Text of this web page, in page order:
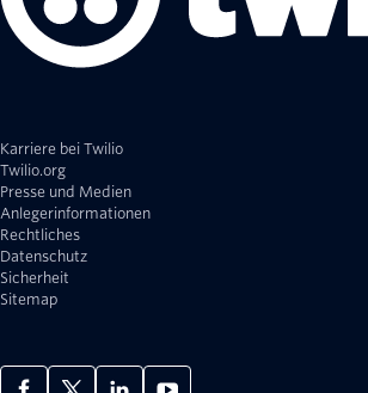
Karriere bei Twilio
Twilio.org
Presse und Medien
Anlegerinformationen
Rechtliches
Datenschutz
Sicherheit
Sitemap